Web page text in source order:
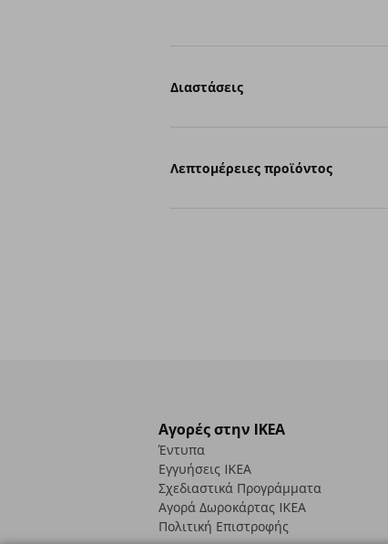
Διαστάσεις
Λεπτομέρειες προϊόντος
Αγορές στην IKEA
Έντυπα
Εγγυήσεις IKEA
Σχεδιαστικά Προγράμματα
Αγορά Δωρoκάρτας IKEA
Πολιτική Επιστροφής